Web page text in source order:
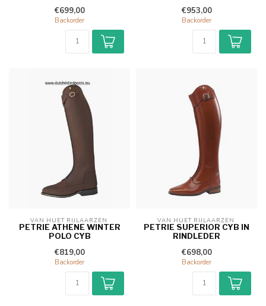
€699,00
Backorder
€953,00
Backorder
VAN HUET RIJLAARZEN
PETRIE ATHENE WINTER
POLO CYB
€819,00
Backorder
VAN HUET RIJLAARZEN
PETRIE SUPERIOR CYB IN
RINDLEDER
€698,00
Backorder